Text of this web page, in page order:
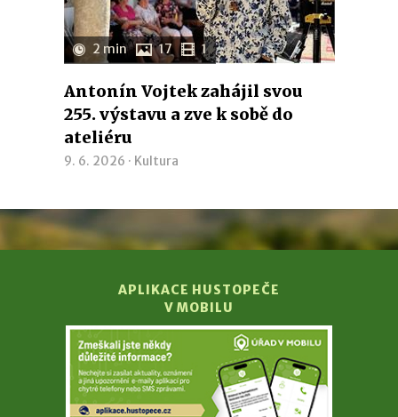
2 min 17 1
Antonín Vojtek zahájil svou
255. výstavu a zve k sobě do
ateliéru
9. 6. 2026 · Kultura
APLIKACE HUSTOPEČE
V MOBILU